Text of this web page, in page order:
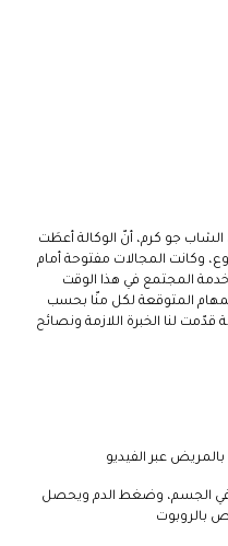
جو كرم، أنّ الوكالة أعطَت
6 لإنهاء المشروع، وكانت المجالات مفتوحة أمام
المجتمع في هذا الوقت
المتوقعة لكل منّا بحسب
لنا الخبرة اللازمة ونصائح
عبر الفيديو
في الجسم، وضغط الدم ويحصل
بالروبوت